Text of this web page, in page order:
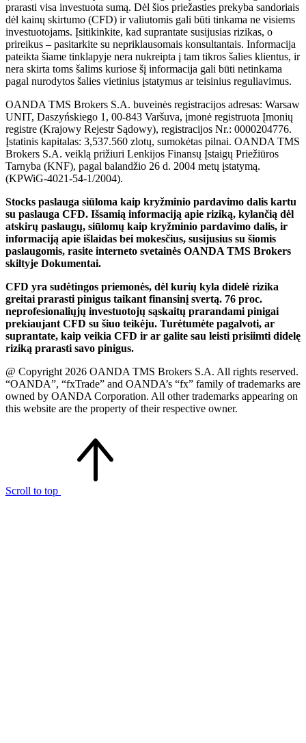
prarasti visa investuota sumą. Dėl šios priežasties prekyba sandoriais
dėl kainų skirtumo (CFD) ir valiutomis gali būti tinkama ne visiems
investuotojams. Įsitikinkite, kad suprantate susijusias rizikas, o
prireikus – pasitarkite su nepriklausomais konsultantais. Informacija
pateikta šiame tinklapyje nera nukreipta į tam tikros šalies klientus, ir
nera skirta toms šalims kuriose šį informacija gali būti netinkama
pagal nurodytos šalies vietinius įstatymus ar teisinius reguliavimus.
OANDA TMS Brokers S.A. buveinės registracijos adresas: Warsaw
UNIT, Daszyńskiego 1, 00-843 Varšuva, įmonė registruota Įmonių
registre (Krajowy Rejestr Sądowy), registracijos Nr.: 0000204776.
Įstatinis kapitalas: 3,537.560 zlotų, sumokėtas pilnai. OANDA TMS
Brokers S.A. veiklą prižiuri Lenkijos Finansų Įstaigų Priežiūros
Tarnyba (KNF), pagal balandžio 26 d. 2004 metų įstatymą.
(KPWiG-4021-54-1/2004).
Stocks paslauga siūloma kaip kryžminio pardavimo dalis kartu
su paslauga CFD. Išsamią informaciją apie riziką, kylančią dėl
atskirų paslaugų, siūlomų kaip kryžminio pardavimo dalis, ir
informaciją apie išlaidas bei mokesčius, susijusius su šiomis
paslaugomis, rasite interneto svetainės OANDA TMS Brokers
skiltyje Dokumentai.
CFD yra sudėtingos priemonės, dėl kurių kyla didelė rizika
greitai prarasti pinigus taikant finansinį svertą. 76 proc.
neprofesionaliųjų investuotojų sąskaitų prarandami pinigai
prekiaujant CFD su šiuo teikėju. Turėtumėte pagalvoti, ar
suprantate, kaip veikia CFD ir ar galite sau leisti prisiimti didelę
riziką prarasti savo pinigus.
@ Copyright 2026 OANDA TMS Brokers S.A. All rights reserved.
“OANDA”, “fxTrade” and OANDA’s “fx” family of trademarks are
owned by OANDA Corporation. All other trademarks appearing on
this website are the property of their respective owner.
Scroll to top